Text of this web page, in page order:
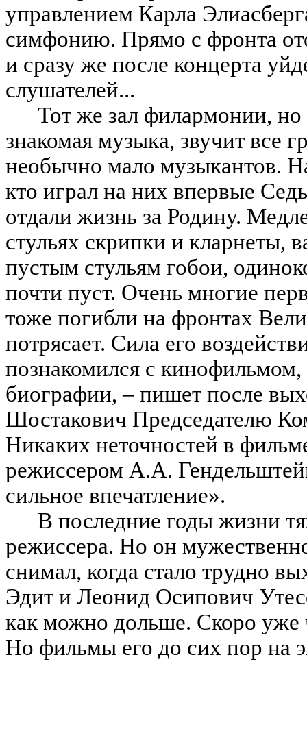
управлением Карла
симфонию. Прямо с фронта
и сразу же после концерта
слушателей...
Тот же зал филармонии, но
знакомая музыка, звучит все
необычно мало музыкантов.
кто играл на них впервые
отдали жизнь за Родину.
стульях скрипки и кларнеты,
пустым стульям гобои,
почти пуст. Очень многие
тоже погибли на фронтах
потрясает. Сила его
познакомился с
биографии, – пишет после
Шостакович Председателю
Никаких неточностей в
режиссером А.А.
сильное впечатление».
В последние годы жизни
режиссера. Но он
снимал, когда стало трудно
Эдит и Леонид Осипович
как можно дольше. Скоро уже
Но фильмы его до сих пор на